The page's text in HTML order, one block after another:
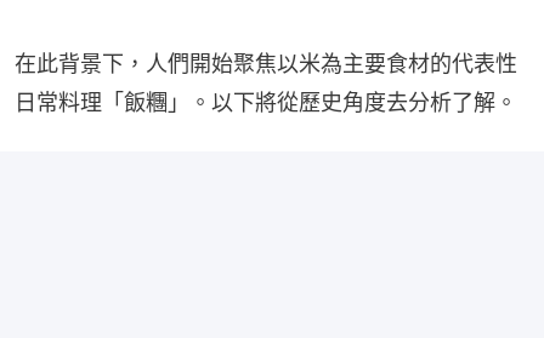
在此背景下，人們開始聚焦以米為主要食材的代表性
日常料理「飯糰」。以下將從歷史角度去分析了解。